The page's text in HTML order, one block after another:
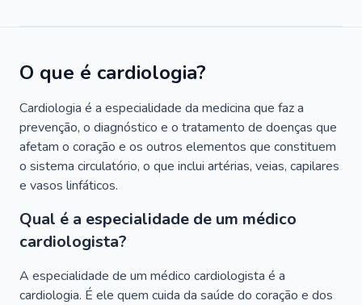
O que é cardiologia?
Cardiologia é a especialidade da medicina que faz a
prevenção, o diagnóstico e o tratamento de doenças que
afetam o coração e os outros elementos que constituem
o sistema circulatório, o que inclui artérias, veias, capilares
e vasos linfáticos.
Qual é a especialidade de um médico
cardiologista?
A especialidade de um médico cardiologista é a
cardiologia. É ele quem cuida da saúde do coração e dos